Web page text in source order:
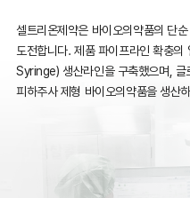
셀트리온제약은 바이오의약품의 단
도전합니다. 제품 파이프라인 확충
Syringe) 생산라인을 구축했으며,
피하주사 제형 바이오의약품을 생산